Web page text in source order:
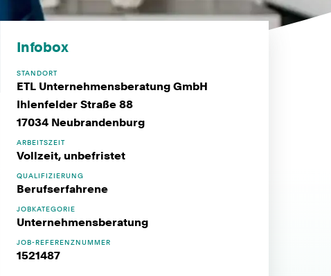
Infobox
STANDORT
ETL Unternehmensberatung GmbH
Ihlenfelder Straße 88
17034 Neubrandenburg
ARBEITSZEIT
Vollzeit, unbefristet
QUALIFIZIERUNG
Berufserfahrene
JOBKATEGORIE
Unternehmensberatung
JOB-REFERENZNUMMER
1521487